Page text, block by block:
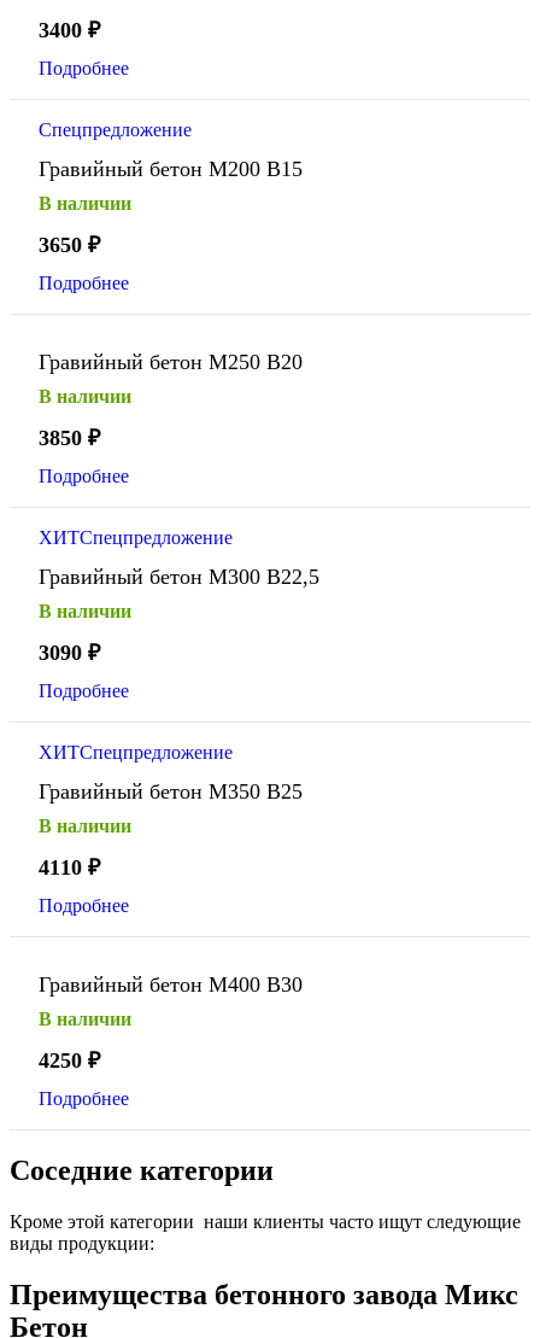
3400 ₽
Подробнее
Спецпредложение
Гравийный бетон М200 В15
В наличии
3650 ₽
Подробнее
Гравийный бетон М250 В20
В наличии
3850 ₽
Подробнее
ХИТСпецпредложение
Гравийный бетон М300 В22,5
В наличии
3090 ₽
Подробнее
ХИТСпецпредложение
Гравийный бетон М350 В25
В наличии
4110 ₽
Подробнее
Гравийный бетон М400 В30
В наличии
4250 ₽
Подробнее
Соседние категории
Кроме этой категории наши клиенты часто ищут следующие
виды продукции:
Преимущества бетонного завода Микс
Бетон